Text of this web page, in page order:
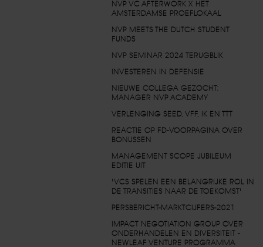
NVP VC AFTERWORK X HET
AMSTERDAMSE PROEFLOKAAL
NVP MEETS THE DUTCH STUDENT
FUNDS
NVP SEMINAR 2024 TERUGBLIK
INVESTEREN IN DEFENSIE
NIEUWE COLLEGA GEZOCHT:
MANAGER NVP ACADEMY
VERLENGING SEED, VFF, IK EN TTT
REACTIE OP FD-VOORPAGINA OVER
BONUSSEN
MANAGEMENT SCOPE JUBILEUM
EDITIE UIT
'VCS SPELEN EEN BELANGRIJKE ROL IN
DE TRANSITIES NAAR DE TOEKOMST'
PERSBERICHT-MARKTCIJFERS-2021
IMPACT NEGOTIATION GROUP OVER
ONDERHANDELEN EN DIVERSITEIT -
NEWLEAF VENTURE PROGRAMMA